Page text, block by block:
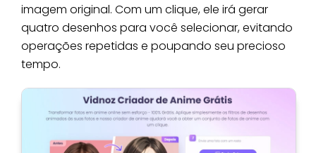
imagem original. Com um clique, ele irá gerar
quatro desenhos para você selecionar, evitando
operações repetidas e poupando seu precioso
tempo.